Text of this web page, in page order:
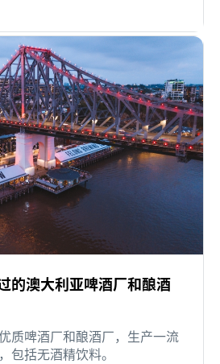
的澳大利亚啤酒厂和酿酒
质啤酒厂和酿酒厂，生产一流
包括无酒精饮料。